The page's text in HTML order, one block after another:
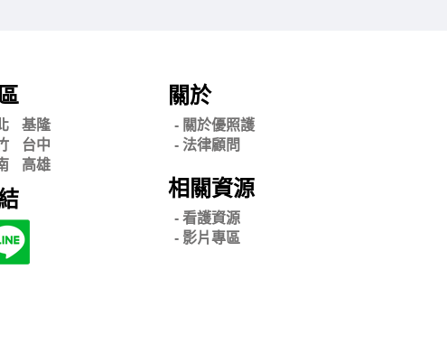
基隆
台中
高雄
關於
- 關於優照護
-法律顧問
相關資源
- 看護資源
- 影片專區